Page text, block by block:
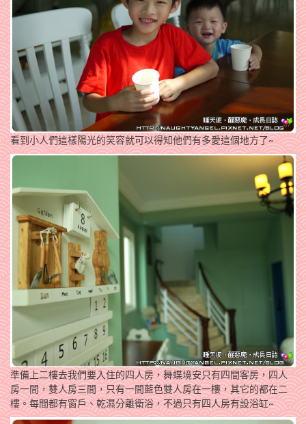
看到小人們這樣陽光的笑容就可以得知他們有多愛這個地方了~
準備上二樓去我們要入住的四人房，舞蝶境安只有四間客房，四人
房一間，雙人房三間，只有一間藍色雙人房在一樓，其它的都在二
樓。每間都有窗戶、乾濕分離衛浴，不過只有四人房有設浴缸~